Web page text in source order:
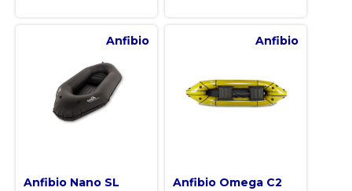
Anfibio
Anfibio Nano SL
Anfibio
Anfibio Omega C2